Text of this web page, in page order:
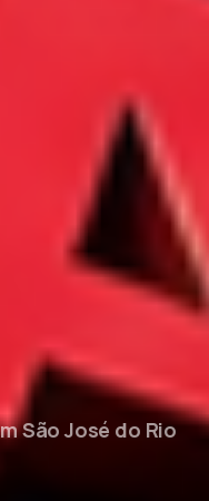
São José do Rio